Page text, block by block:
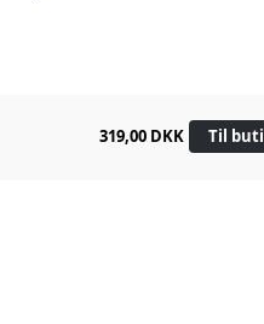
319,00 DKK Til